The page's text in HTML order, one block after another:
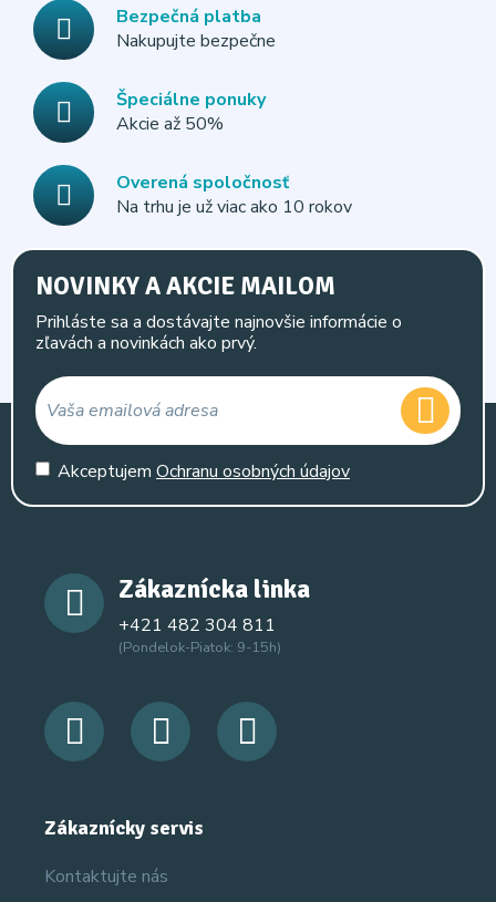
Bezpečná platba
Nakupujte bezpečne
Špeciálne ponuky
Akcie až 50%
Overená spoločnosť
Na trhu je už viac ako 10 rokov
NOVINKY A AKCIE MAILOM
Prihláste sa a dostávajte najnovšie informácie o
zľavách a novinkách ako prvý.
Akceptujem Ochranu osobných údajov
Zákaznícka linka
+421 482 304 811
(Pondelok-Piatok: 9-15h)
Zákaznícky servis
Kontaktujte nás